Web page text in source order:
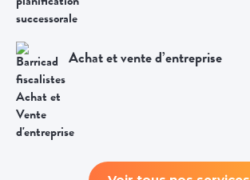
Achat et vente d’entreprise